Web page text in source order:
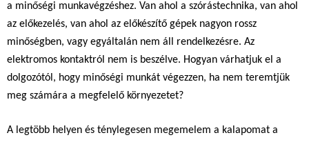
a minőségi munkavégzéshez. Van ahol a szórástechnika, van ahol
az előkezelés, van ahol az előkészítő gépek nagyon rossz
minőségben, vagy egyáltalán nem áll rendelkezésre. Az
elektromos kontaktról nem is beszélve. Hogyan várhatjuk el a
dolgozótól, hogy minőségi munkát végezzen, ha nem teremtjük
meg számára a megfelelő környezetet?
A legtöbb helyen és ténylegesen megemelem a kalapomat a